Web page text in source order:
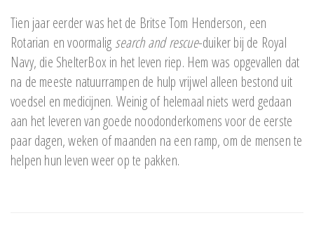
Tien jaar eerder was het de Britse Tom Henderson, een
Rotarian en voormalig search and rescue-duiker bij de Royal
Navy, die ShelterBox in het leven riep. Hem was opgevallen dat
na de meeste natuurrampen de hulp vrijwel alleen bestond uit
voedsel en medicijnen. Weinig of helemaal niets werd gedaan
aan het leveren van goede noodonderkomens voor de eerste
paar dagen, weken of maanden na een ramp, om de mensen te
helpen hun leven weer op te pakken.